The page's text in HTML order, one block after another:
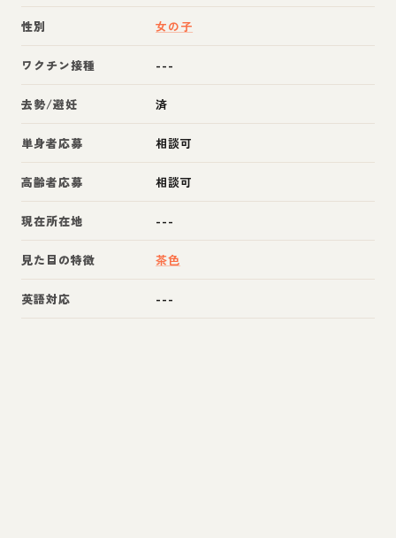
性別 女の子
ワクチン接種 ---
去勢/避妊 済
単身者応募 相談可
高齢者応募 相談可
現在所在地 ---
見た目の特徴 茶色
英語対応 ---